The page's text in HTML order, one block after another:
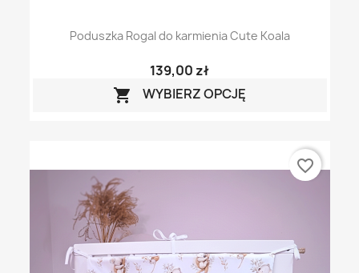
Poduszka Rogal do karmienia Cute Koala
139,00 zł
 WYBIERZ OPCJĘ
favorite_border